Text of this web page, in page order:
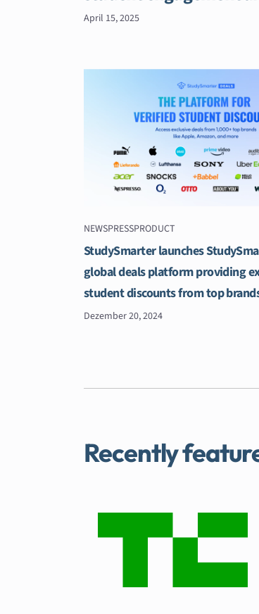
April 15, 2025
NEWSPRESSPRODUCT
StudySmarter launches
global deals platform providing
student discounts from top
Dezember 20, 2024
Recently